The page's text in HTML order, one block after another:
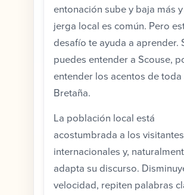
entonación sube y baja más
jerga local es común. Pero
desafío te ayuda a aprender.
puedes entender a Scouse,
entender los acentos de toda
Bretaña.
La población local está
acostumbrada a los visitantes
internacionales y,
adapta su discurso.
velocidad, repiten palabras